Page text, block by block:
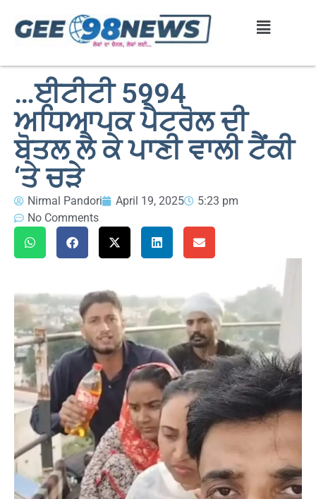
…ਈਟੀਟੀ 5994
ਅਧਿਆਪਕ ਪੈਟਰੋਲ ਦੀ
ਬੋਤਲ ਲੈ ਕੇ ਪਾਣੀ ਵਾਲੀ ਟੈਂਕੀ
‘ਤੇ ਚੜੇ
Nirmal Pandori April 19, 2025
5:23 pm
No Comments